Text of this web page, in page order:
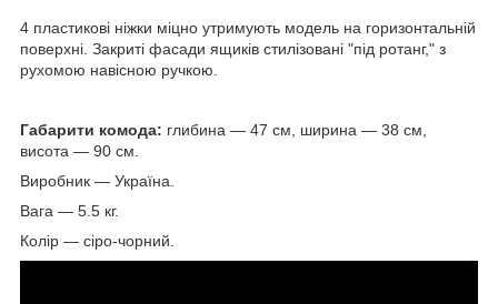
4 пластикові ніжки міцно утримують модель на горизонтальній
поверхні. Закриті фасади ящиків стилізовані "під ротанг," з
рухомою навісною ручкою.
Габарити комода: глибина — 47 см, ширина — 38 см,
висота — 90 см.
Виробник — Україна.
Вага — 5.5 кг.
Колір — сіро-чорний.